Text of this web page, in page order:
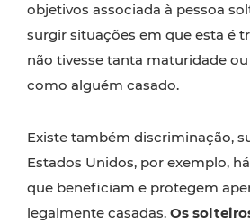
objetivos associada à pessoa
surgir situações em que esta é
não tivesse tanta maturidade
como alguém casado.
Existe também discriminação,
Estados Unidos, por exemplo,
que beneficiam e protegem
legalmente casadas. Os